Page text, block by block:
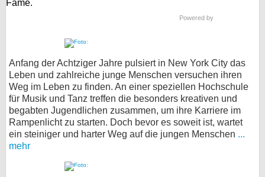
Powered by
Anfang der Achtziger Jahre pulsiert in New York City das
Leben und zahlreiche junge Menschen versuchen ihren
Weg im Leben zu finden. An einer speziellen Hochschule
für Musik und Tanz treffen die besonders kreativen und
begabten Jugendlichen zusammen, um ihre Karriere im
Rampenlicht zu starten. Doch bevor es soweit ist, wartet
ein steiniger und harter Weg auf die jungen Menschen ...
mehr